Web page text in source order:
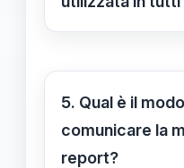
Sì, la mediana
appropriata per
non ha un
5. Qual è il
comunicare la
report?